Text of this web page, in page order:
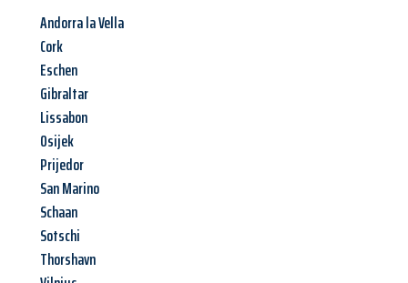
Andorra la Vella
Cork
Eschen
Gibraltar
Lissabon
Osijek
Prijedor
San Marino
Schaan
Sotschi
Thorshavn